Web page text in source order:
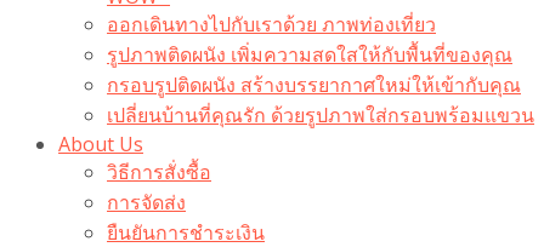
ออกเดินทางไปกับเราด้วย ภาพท่องเที่ยว
รูปภาพติดผนัง เพิ่มความสดใสให้กับพื้นที่ของคุณ
กรอบรูปติดผนัง สร้างบรรยากาศใหม่ให้เข้ากับคุณ
เปลี่ยนบ้านที่คุณรัก ด้วยรูปภาพใส่กรอบพร้อมแขวน​
About Us
วิธีการสั่งซื้อ
การจัดส่ง
ยืนยันการชำระเงิน